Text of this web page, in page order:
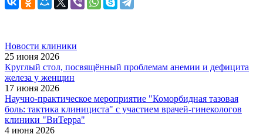
Новости клиники
25 июня 2026
Круглый стол, посвящённый проблемам анемии и дефицита
железа у женщин
17 июня 2026
Научно-практическое мероприятие "Коморбидная тазовая
боль: тактика клинициста" с участием врачей-гинекологов
клиники "ВиТерра"
4 июня 2026